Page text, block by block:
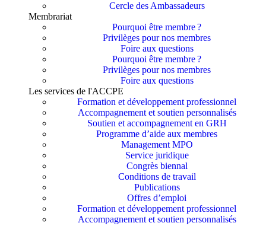
Cercle des Ambassadeurs
Membrariat
Pourquoi être membre ?​
Privilèges pour nos membres​
Foire aux questions
Pourquoi être membre ?​
Privilèges pour nos membres​
Foire aux questions
Les services de l'ACCPE
Formation et développement professionnel
Accompagnement et soutien personnalisés
Soutien et accompagnement en GRH
Programme d’aide aux membres
Management MPO
Service juridique
Congrès biennal
Conditions de travail
Publications
Offres d’emploi
Formation et développement professionnel
Accompagnement et soutien personnalisés